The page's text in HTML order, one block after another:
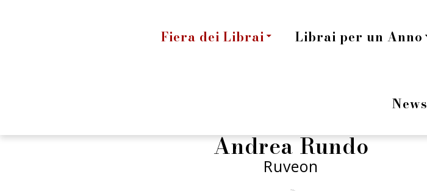
Fiera dei Librai Librai per un Anno
News
Andrea Rundo
Ruveon